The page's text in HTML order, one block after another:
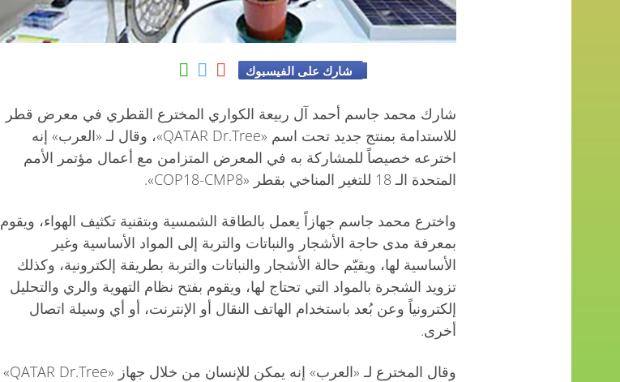
شارك على الفيسبوك
شارك محمد جاسم أحمد آل ربيعة الكواري المخترع القطري في معرض قطر
للاستدامة بمنتج جديد تحت اسم «QATAR Dr.Tree»، وقال لـ «العرب» إنه
اخترعه خصيصاً للمشاركة به في المعرض المتزامن مع أعمال مؤتمر الأمم
المتحدة الـ 18 للتغير المناخي بقطر «COP18-CMP8».
واخترع محمد جاسم جهازاً يعمل بالطاقة الشمسية وبتقنية تكثيف الهواء، ويقوم
بمعرفة مدى حاجة الأشجار والنباتات والتربة إلى المواد الأساسية وغير
الأساسية لها، ويقيّم حالة الأشجار والنباتات والتربة بطريقة إلكترونية، وكذلك
تزويد الشجرة بالمواد التي تحتاج لها، ويقوم بفتح نظام التهوية والري والتحليل
إلكترونياً وعن بُعد باستخدام الهاتف النقال أو الإنترنت، أو أي وسيلة اتصال
أخرى.
وقال المخترع لـ «العرب» إنه يمكن للإنسان من خلال جهاز «QATAR Dr.Tree»